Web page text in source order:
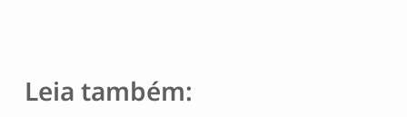
Leia também: